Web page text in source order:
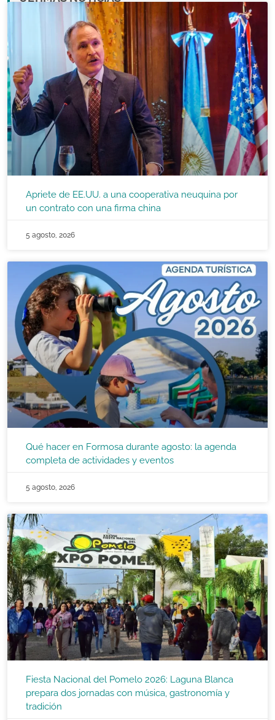
Apriete de EE.UU. a una cooperativa neuquina por
un contrato con una firma china
5 agosto, 2026
Qué hacer en Formosa durante agosto: la agenda
completa de actividades y eventos
5 agosto, 2026
Fiesta Nacional del Pomelo 2026: Laguna Blanca
prepara dos jornadas con música, gastronomía y
tradición